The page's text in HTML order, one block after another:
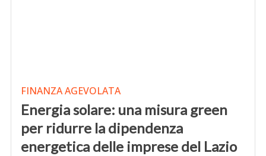
FINANZA AGEVOLATA
Energia solare: una misura green
per ridurre la dipendenza
energetica delle imprese del Lazio